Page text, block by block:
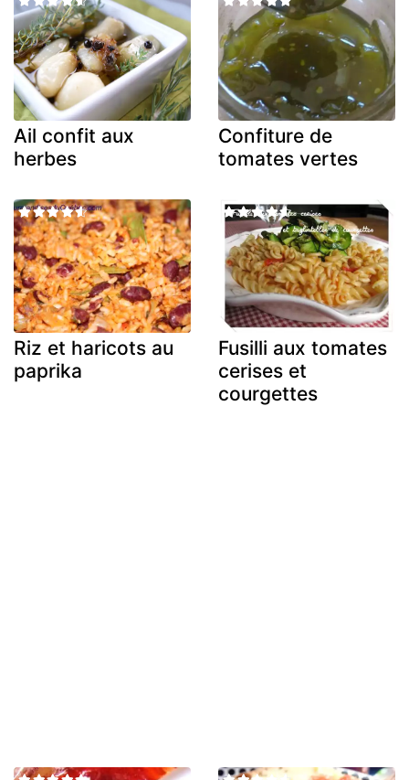
Ail confit aux
herbes
Confiture de
tomates vertes
Riz et haricots au
paprika
Fusilli aux tomates
cerises et
courgettes